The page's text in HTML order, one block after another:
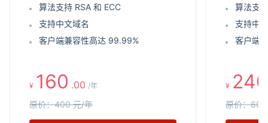
算法支持 RSA 和 ECC
支持中文域名
客户端兼容性高达 99.99%
¥ 160 .00 /年
原价：400 元/年
算法支
支持中
客户端
¥ 240
原价：